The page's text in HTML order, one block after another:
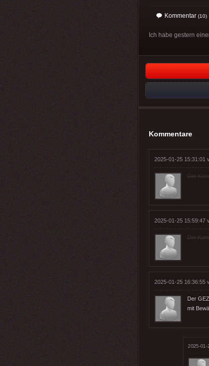
Kommentar (10)
Ich habe gestern
Kommentare
2025-01-25 15:31:01
Der
2025-01-25 15:59:47
Der
2025-01-25 16:36:55
Der
mit
2025-01-